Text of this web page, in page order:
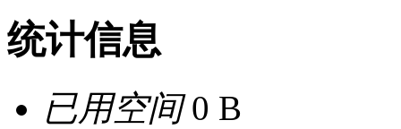
统计信息
已用空间0 B